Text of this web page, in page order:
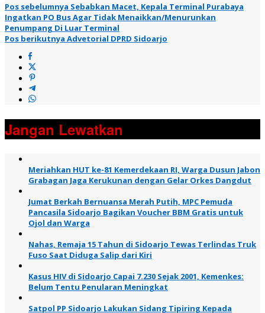
Pos sebelumnya Sebabkan Macet, Kepala Terminal Purabaya
Ingatkan PO Bus Agar Tidak Menaikkan/Menurunkan
Penumpang Di Luar Terminal
Pos berikutnya Advetorial DPRD Sidoarjo
Jangan Lewatkan
Meriahkan HUT ke-81 Kemerdekaan RI, Warga Dusun Jabon
Grabagan Jaga Kerukunan dengan Gelar Orkes Dangdut
Jumat Berkah Bernuansa Merah Putih, MPC Pemuda
Pancasila Sidoarjo Bagikan Voucher BBM Gratis untuk
Ojol dan Warga
Nahas, Remaja 15 Tahun di Sidoarjo Tewas Terlindas Truk
Fuso Saat Diduga Salip dari Kiri
Kasus HIV di Sidoarjo Capai 7.230 Sejak 2001, Kemenkes:
Belum Tentu Penularan Meningkat
Satpol PP Sidoarjo Lakukan Sidang Tipiring Kepada